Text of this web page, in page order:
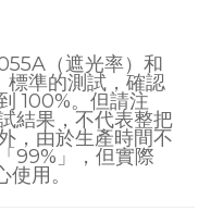
（遮光率）和
標準的測試，確認
100%。但請注
結果，不代表整把
，由於生產時間不
99%」，但實際
用。